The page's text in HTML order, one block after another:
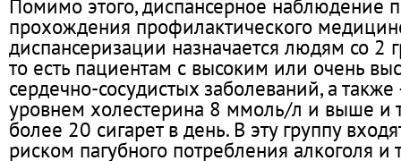
Помимо этого, диспансерное наблюдение
прохождения профилактического
диспансеризации назначается людям со 2
то есть пациентам с высоким или очень
сердечно-сосудистых заболеваний, а
уровнем холестерина 8 ммоль/л и выше и
более 20 сигарет в день. В эту группу
риском пагубного потребления алкоголя и